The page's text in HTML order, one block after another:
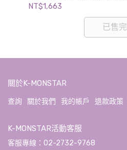
NT$1,663
已售完
關於K-MONSTAR
查詢 關於我們 我的帳戶 退款政策
K-MONSTAR活動客服
客服專線：02-2732-9768